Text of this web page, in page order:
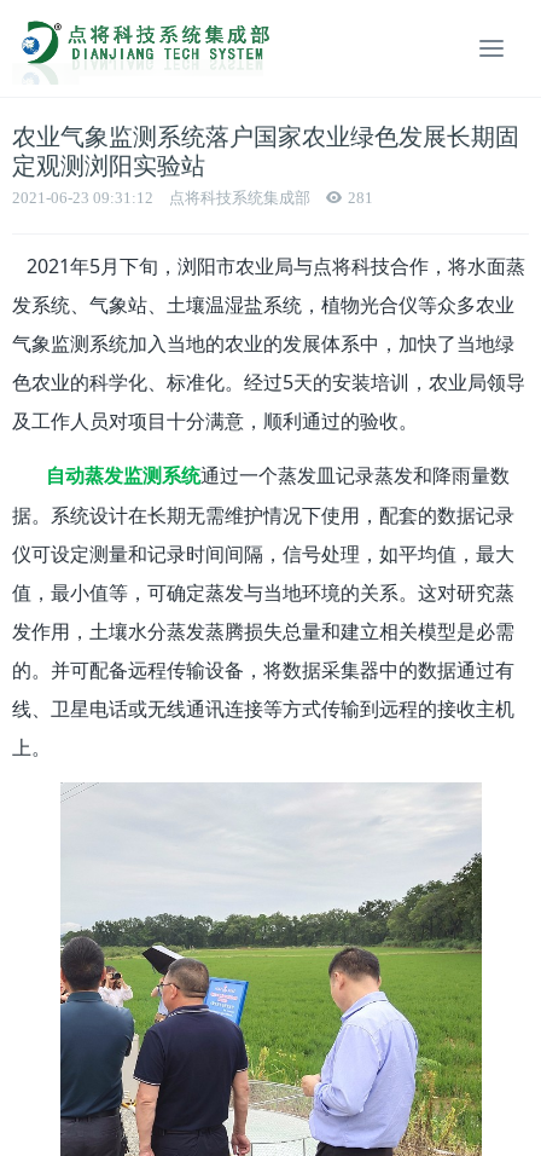
农业气象监测系统落户国家农业绿色发展长期固
定观测浏阳实验站
2021-06-23 09:31:12 点将科技系统集成部 281
2021年5月下旬，浏阳市农业局与点将科技合作，将水面蒸
发系统、气象站、土壤温湿盐系统，植物光合仪等众多农业
气象监测系统加入当地的农业的发展体系中，加快了当地绿
色农业的科学化、标准化。经过5天的安装培训，农业局领导
及工作人员对项目十分满意，顺利通过的验收。
自动蒸发监测系统通过一个蒸发皿记录蒸发和降雨量数
据。系统设计在长期无需维护情况下使用，配套的数据记录
仪可设定测量和记录时间间隔，信号处理，如平均值，最大
值，最小值等，可确定蒸发与当地环境的关系。这对研究蒸
发作用，土壤水分蒸发蒸腾损失总量和建立相关模型是必需
的。并可配备远程传输设备，将数据采集器中的数据通过有
线、卫星电话或无线通讯连接等方式传输到远程的接收主机
上。